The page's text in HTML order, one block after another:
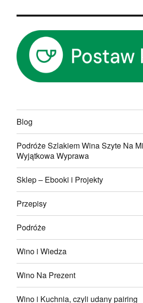
Blog
Podróże Szlakiem Wina Szyte Na
Wyjątkowa Wyprawa
Sklep – Ebooki i Projekty
Przepisy
Podróże
Wino i Wiedza
Wino Na Prezent
Wino i Kuchnia, czyli udany pairing